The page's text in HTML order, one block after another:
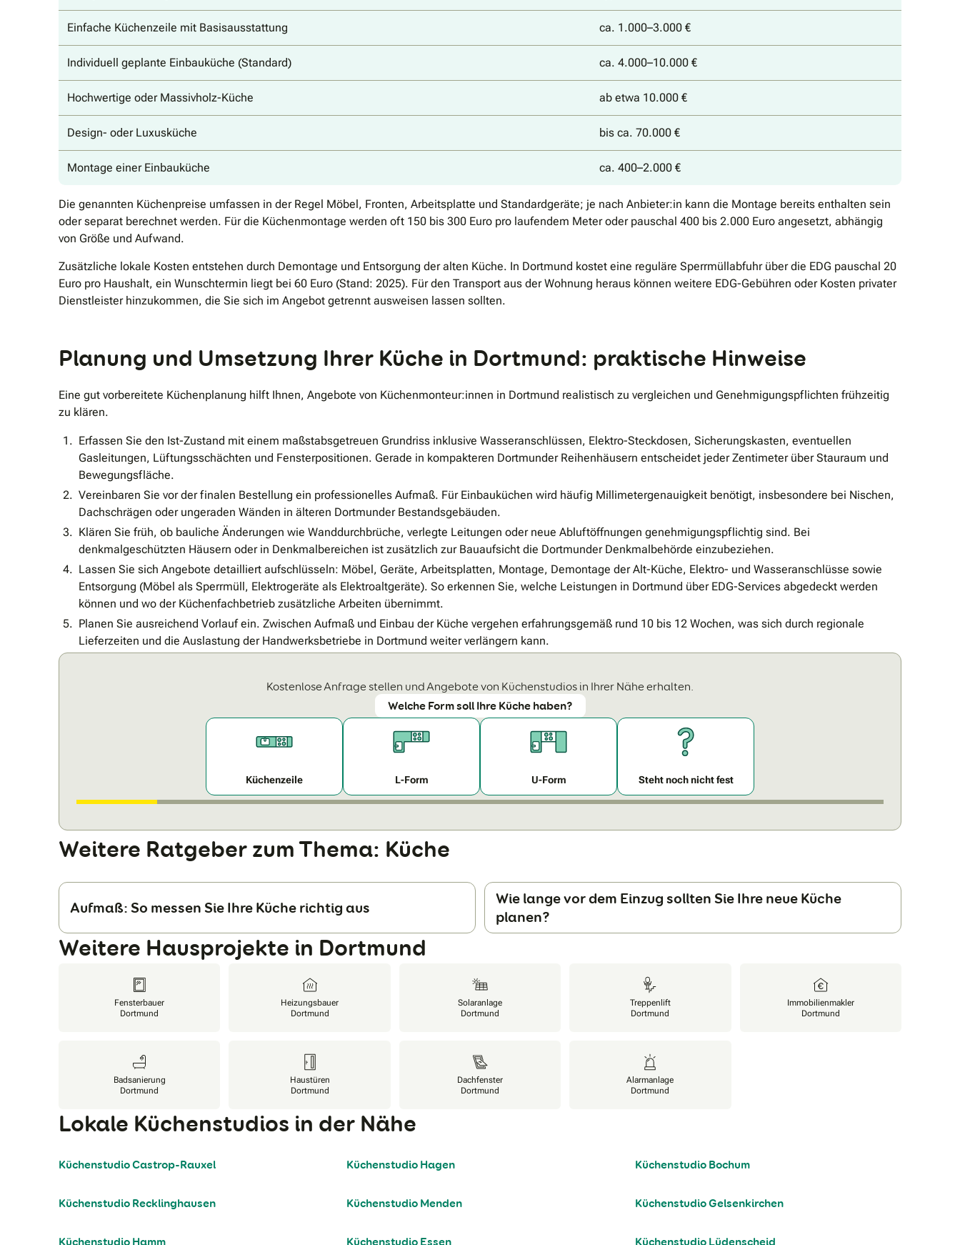
Einfache Küchenzeile mit Basisausstattung ca. 1.000–3.000 €
Individuell geplante Einbauküche (Standard) ca. 4.000–10.000 €
Hochwertige oder Massivholz-Küche ab etwa 10.000 €
Design- oder Luxusküche bis ca. 70.000 €
Montage einer Einbauküche ca. 400–2.000 €
Die genannten Küchenpreise umfassen in der Regel Möbel, Fronten, Arbeitsplatte und Standardgeräte; je nach Anbieter:in kann die Montage bereits enthalten sein
oder separat berechnet werden. Für die Küchenmontage werden oft 150 bis 300 Euro pro laufendem Meter oder pauschal 400 bis 2.000 Euro angesetzt, abhängig
von Größe und Aufwand.
Zusätzliche lokale Kosten entstehen durch Demontage und Entsorgung der alten Küche. In Dortmund kostet eine reguläre Sperrmüllabfuhr über die EDG pauschal 20
Euro pro Haushalt, ein Wunschtermin liegt bei 60 Euro (Stand: 2025). Für den Transport aus der Wohnung heraus können weitere EDG-Gebühren oder Kosten privater
Dienstleister hinzukommen, die Sie sich im Angebot getrennt ausweisen lassen sollten.
Planung und Umsetzung Ihrer Küche in Dortmund: praktische Hinweise
Eine gut vorbereitete Küchenplanung hilft Ihnen, Angebote von Küchenmonteur:innen in Dortmund realistisch zu vergleichen und Genehmigungspflichten frühzeitig
zu klären.
Erfassen Sie den Ist-Zustand mit einem maßstabsgetreuen Grundriss inklusive Wasseranschlüssen, Elektro-Steckdosen, Sicherungskasten, eventuellen
Gasleitungen, Lüftungsschächten und Fensterpositionen. Gerade in kompakteren Dortmunder Reihenhäusern entscheidet jeder Zentimeter über Stauraum und
Bewegungsfläche.
Vereinbaren Sie vor der finalen Bestellung ein professionelles Aufmaß. Für Einbauküchen wird häufig Millimetergenauigkeit benötigt, insbesondere bei Nischen,
Dachschrägen oder ungeraden Wänden in älteren Dortmunder Bestandsgebäuden.
Klären Sie früh, ob bauliche Änderungen wie Wanddurchbrüche, verlegte Leitungen oder neue Abluftöffnungen genehmigungspflichtig sind. Bei
denkmalgeschützten Häusern oder in Denkmalbereichen ist zusätzlich zur Bauaufsicht die Dortmunder Denkmalbehörde einzubeziehen.
Lassen Sie sich Angebote detailliert aufschlüsseln: Möbel, Geräte, Arbeitsplatten, Montage, Demontage der Alt-Küche, Elektro- und Wasseranschlüsse sowie
Entsorgung (Möbel als Sperrmüll, Elektrogeräte als Elektroaltgeräte). So erkennen Sie, welche Leistungen in Dortmund über EDG-Services abgedeckt werden
können und wo der Küchenfachbetrieb zusätzliche Arbeiten übernimmt.
Planen Sie ausreichend Vorlauf ein. Zwischen Aufmaß und Einbau der Küche vergehen erfahrungsgemäß rund 10 bis 12 Wochen, was sich durch regionale
Lieferzeiten und die Auslastung der Handwerksbetriebe in Dortmund weiter verlängern kann.
Kostenlose Anfrage stellen und Angebote von Küchenstudios in Ihrer Nähe erhalten.
Welche Form soll Ihre Küche haben?
Küchenzeile L-Form U-Form Steht noch nicht fest
Weitere Ratgeber zum Thema: Küche
Aufmaß: So messen Sie Ihre Küche richtig aus
Wie lange vor dem Einzug sollten Sie Ihre neue Küche
planen?
Weitere Hausprojekte in Dortmund
Fensterbauer
Dortmund
Heizungsbauer
Dortmund
Solaranlage
Dortmund
Treppenlift
Dortmund
Immobilienmakler
Dortmund
Badsanierung
Dortmund
Haustüren
Dortmund
Dachfenster
Dortmund
Alarmanlage
Dortmund
Lokale Küchenstudios in der Nähe
Küchenstudio Castrop-Rauxel Küchenstudio Hagen Küchenstudio Bochum
Küchenstudio Recklinghausen Küchenstudio Menden Küchenstudio Gelsenkirchen
Küchenstudio Hamm Küchenstudio Essen Küchenstudio Lüdenscheid